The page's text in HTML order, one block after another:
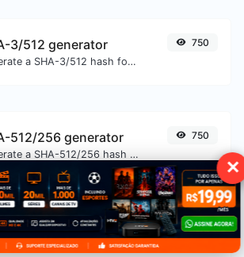
✕
3/512 generator
Generate a SHA-3/512 hash for any string input.
750
512/256 generator
Generate a SHA-512/256 hash for any string input.
750
de meta tags
Obtenha e verifique as meta tags de qualquer site.
750